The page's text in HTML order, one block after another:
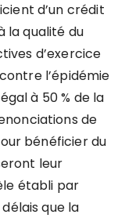
d’un crédit
la qualité du
d’exercice
l’épidémie
à 50 % de la
de
bénéficier du
leur
établi par
que la